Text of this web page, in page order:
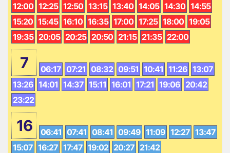
12:00 12:25 12:50 13:15 13:40 14:05 14:30 14:55
15:20 15:45 16:10 16:35 17:00 17:25 18:00 19:05
19:35 20:05 20:25 20:50 21:15 21:35 22:00
7 06:17 07:21 08:32 09:51 10:41 11:26 13:07
13:26 14:01 14:37 15:11 16:01 17:21 19:06 20:42
23:22
16 06:41 07:41 08:41 09:49 11:09 12:27 13:47
15:07 16:27 17:47 19:02 20:27 21:42